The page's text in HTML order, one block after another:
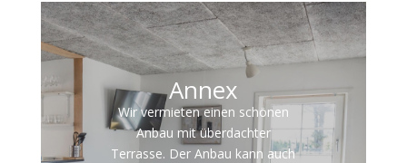
Annex
Wir vermieten einen schönen
Anbau mit überdachter
Terrasse. Der Anbau kann auch